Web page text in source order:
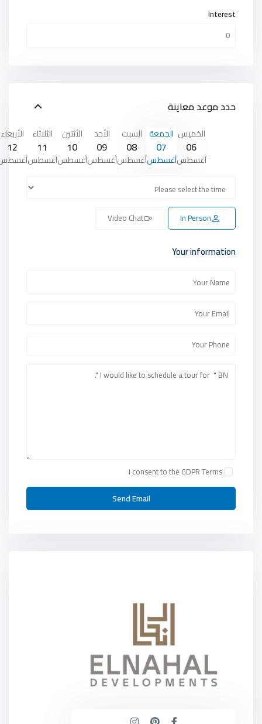
Interest
حدد موعد معاينة
الخميس
06
أغسطس
الجمعة
07
أغسطس
السبت
08
أغسطس
الأحد
09
أغسطس
الأثنين
10
أغسطس
الثلاثاء
11
أغسطس
الأربعاء
12
In Person
Video Chat
Your information
I consent to the GDPR Terms